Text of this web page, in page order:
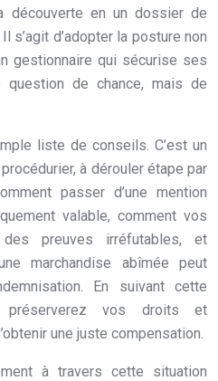
découverte en un dossier de
s’agit d’adopter la posture non
gestionnaire qui sécurise ses
question de chance, mais de
liste de conseils. C’est un
à dérouler étape par
passer d’une mention
valable, comment vos
preuves irréfutables, et
marchandise abîmée peut
En suivant cette
vos droits et
une juste compensation.
à travers cette situation